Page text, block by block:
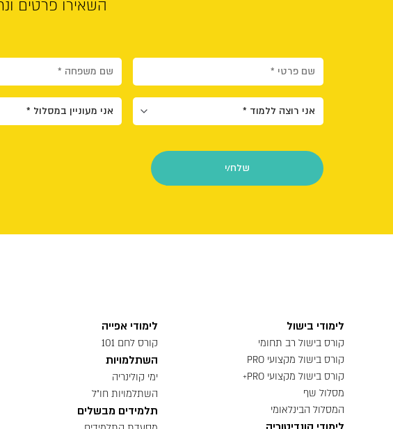
השאירו פרטים
לימודי בישול
קורס בישול רב תחומי
קורס בישול מקצועי PRO
קורס בישול מקצועי PRO+
מסלול שף
המסלול הבינלאומי
לימודי אפייה
קורס לחם 101
השתלמויות
ימי קולינריה
השתלמויות חו״ל
תלמידים מבשלים